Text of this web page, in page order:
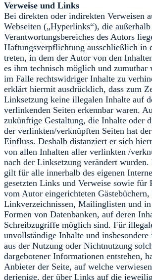
Verweise und Links
Bei direkten oder indirekten Verweisen
Webseiten („Hyperlinks“), die außerhalb
Verantwortungsbereiches des Autors
Haftungsverpflichtung ausschließlich in
treten, in dem der Autor von den
es ihm technisch möglich und zumutbar
im Falle rechtswidriger Inhalte zu
erklärt hiermit ausdrücklich, dass zum
Linksetzung keine illegalen Inhalte auf
verlinkenden Seiten erkennbar waren.
zukünftige Gestaltung, die Inhalte oder
der verlinkten/verknüpften Seiten hat
Einfluss. Deshalb distanziert er sich
von allen Inhalten aller verlinkten /
nach der Linksetzung verändert wurden.
gilt für alle innerhalb des eigenen
gesetzten Links und Verweise sowie für
vom Autor eingerichteten
Linkverzeichnissen, Mailinglisten und in
Formen von Datenbanken, auf deren
Schreibzugriffe möglich sind. Für
unvollständige Inhalte und insbesondere
aus der Nutzung oder Nichtnutzung
dargebotener Informationen entstehen,
Anbieter der Seite, auf welche
derjenige, der über Links auf die